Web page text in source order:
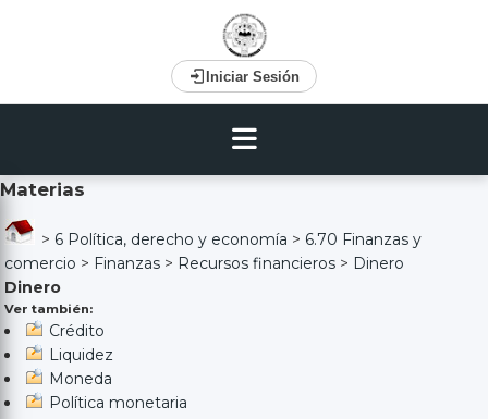
Iniciar Sesión
Materias
> 6 Política, derecho y economía > 6.70 Finanzas y
comercio > Finanzas > Recursos financieros > Dinero
Dinero
Ver también:
Crédito
Liquidez
Moneda
Política monetaria